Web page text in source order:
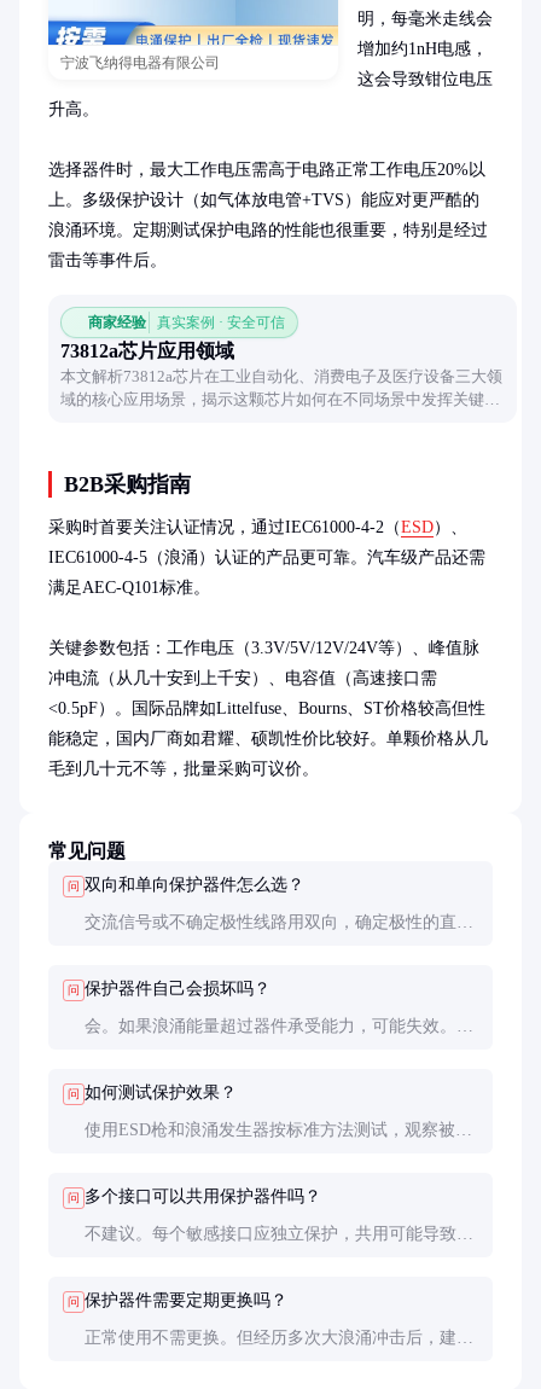
宁波飞纳得电器有限公司
明，每毫米走线会
增加约1nH电感，
这会导致钳位电压
升高。
选择器件时，最大工作电压需高于电路正常工作电压20%以
上。多级保护设计（如气体放电管+TVS）能应对更严酷的
浪涌环境。定期测试保护电路的性能也很重要，特别是经过
雷击等事件后。
商家经验 真实案例 · 安全可信
73812a芯片应用领域
本文解析73812a芯片在工业自动化、消费电子及医疗设备三大领
域的核心应用场景，揭示这颗芯片如何在不同场景中发挥关键作
B2B采购指南
采购时首要关注认证情况，通过IEC61000-4-2（ESD）、
IEC61000-4-5（浪涌）认证的产品更可靠。汽车级产品还需
满足AEC-Q101标准。
关键参数包括：工作电压（3.3V/5V/12V/24V等）、峰值脉
冲电流（从几十安到上千安）、电容值（高速接口需
<0.5pF）。国际品牌如Littelfuse、Bourns、ST价格较高但性
能稳定，国内厂商如君耀、硕凯性价比较好。单颗价格从几
毛到几十元不等，批量采购可议价。
常见问题
问 双向和单向保护器件怎么选？
交流信号或不确定极性线路用双向，确定极性的直流
问 保护器件自己会损坏吗？
会。如果浪涌能量超过器件承受能力，可能失效。优
问 如何测试保护效果？
使用ESD枪和浪涌发生器按标准方法测试，观察被保
问 多个接口可以共用保护器件吗？
不建议。每个敏感接口应独立保护，共用可能导致保
问 保护器件需要定期更换吗？
正常使用不需更换。但经历多次大浪涌冲击后，建议